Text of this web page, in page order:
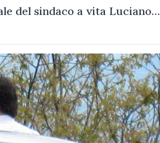
del sindaco a vita Luciano…